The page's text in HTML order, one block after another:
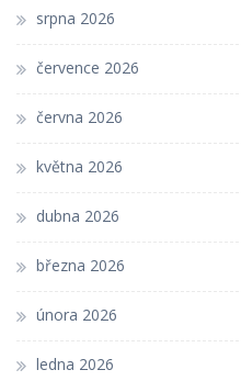
srpna 2026
července 2026
června 2026
května 2026
dubna 2026
března 2026
února 2026
ledna 2026